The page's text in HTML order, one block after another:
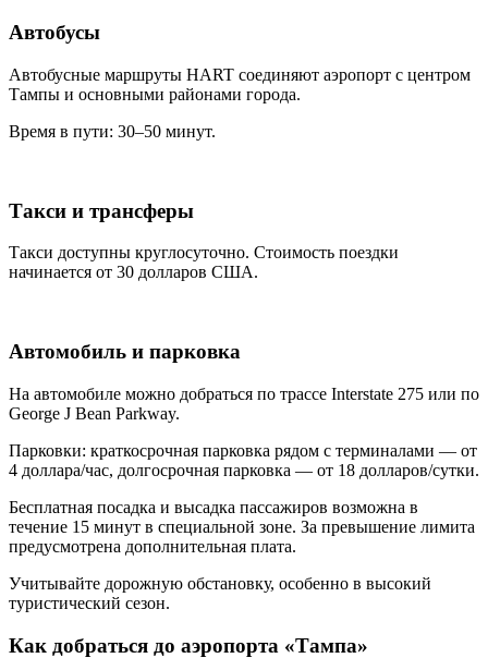
Автобусы
Автобусные маршруты HART соединяют аэропорт с центром
Тампы и основными районами города.
Время в пути: 30–50 минут.
Такси и трансферы
Такси доступны круглосуточно. Стоимость поездки
начинается от 30 долларов США.
Автомобиль и парковка
На автомобиле можно добраться по трассе Interstate 275 или по
George J Bean Parkway.
Парковки: краткосрочная парковка рядом с терминалами — от
4 доллара/час, долгосрочная парковка — от 18 долларов/сутки.
Бесплатная посадка и высадка пассажиров возможна в
течение 15 минут в специальной зоне. За превышение лимита
предусмотрена дополнительная плата.
Учитывайте дорожную обстановку, особенно в высокий
туристический сезон.
Как добраться до аэропорта «Тампа»